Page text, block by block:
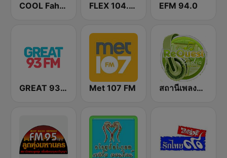
COOL Fahrenheit 93 FM FLEX 104.5 FM EFM 94.0
GREAT 93 | ONLINE Met 107 FM สถานีเพลงสตริง Request Radio